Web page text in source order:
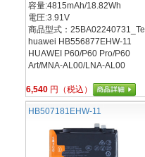
容量:4815mAh/18.82Wh
電圧:3.91V
商品型式：25BA02240731_Te
huawei HB556877EHW-11
HUAWEI P60/P60 Pro/P60
Art/MNA-AL00/LNA-AL00
6,540 円（税込）
HB507181EHW-11